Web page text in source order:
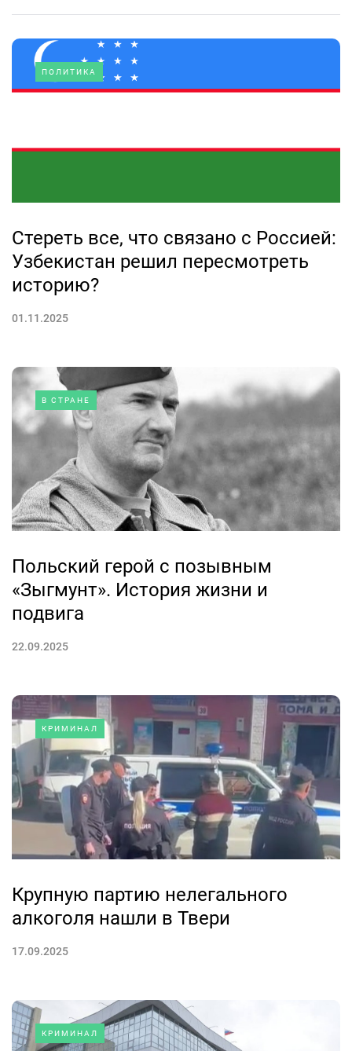
ПОЛИТИКА
Стереть все, что связано с Россией:
Узбекистан решил пересмотреть
историю?
01.11.2025
В СТРАНЕ
Польский герой с позывным
«Зыгмунт». История жизни и
подвига
22.09.2025
КРИМИНАЛ
Крупную партию нелегального
алкоголя нашли в Твери
17.09.2025
КРИМИНАЛ